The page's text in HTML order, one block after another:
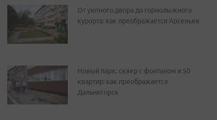
От уютного двора до горнолыжного
курорта: как преображается Арсеньев
Новый парк, сквер с фонтаном и 50
квартир: как преображается
Дальнегорск